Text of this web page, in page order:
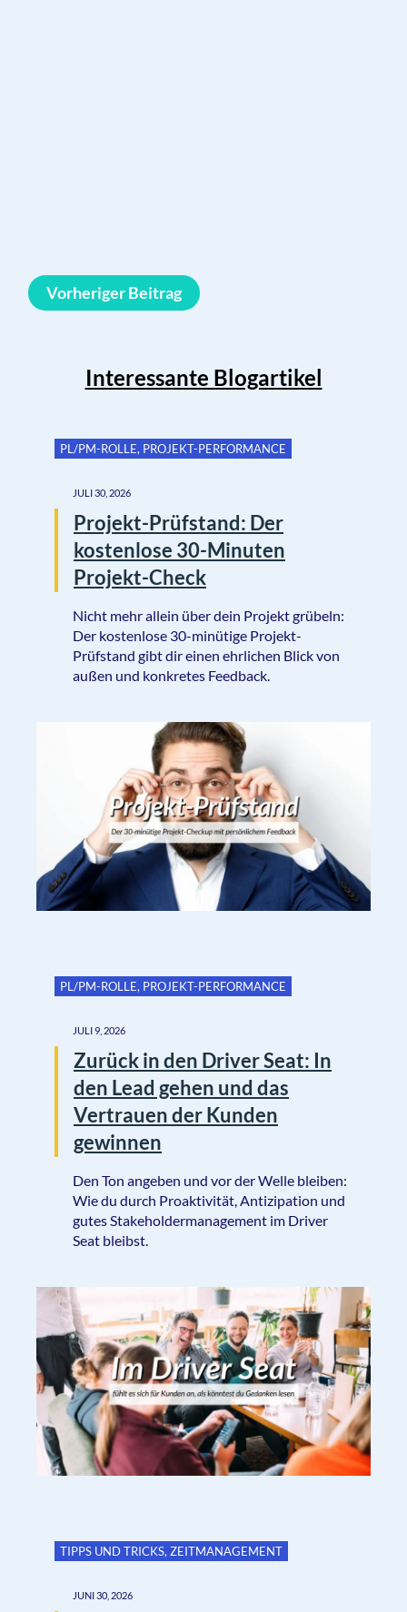
Vorheriger Beitrag
Interessante Blogartikel
PL/PM-ROLLE, PROJEKT-PERFORMANCE
JULI 30, 2026
Projekt-Prüfstand: Der
kostenlose 30-Minuten
Projekt-Check
Nicht mehr allein über dein Projekt grübeln:
Der kostenlose 30-minütige Projekt-
Prüfstand gibt dir einen ehrlichen Blick von
außen und konkretes Feedback.
PL/PM-ROLLE, PROJEKT-PERFORMANCE
JULI 9, 2026
Zurück in den Driver Seat: In
den Lead gehen und das
Vertrauen der Kunden
gewinnen
Den Ton angeben und vor der Welle bleiben:
Wie du durch Proaktivität, Antizipation und
gutes Stakeholdermanagement im Driver
Seat bleibst.
TIPPS UND TRICKS, ZEITMANAGEMENT
JUNI 30, 2026